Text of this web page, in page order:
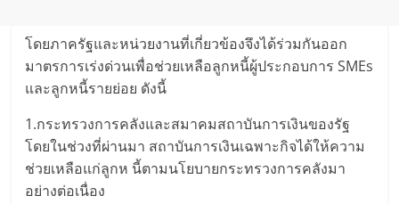
โดยภาครัฐและหน่วยงานที่เกี่ยวข้องจึงได้ร่วมกันออก
มาตรการเร่งด่วนเพื่อช่วยเหลือลูกหนี้ผู้ประกอบการ SMEs
และลูกหนี้รายย่อย ดังนี้
1.กระทรวงการคลังและสมาคมสถาบันการเงินของรัฐ
โดยในช่วงที่ผ่านมา สถาบันการเงินเฉพาะกิจได้ให้ความ
ช่วยเหลือแก่ลูกห นี้ตามนโยบายกระทรวงการคลังมา
อย่างต่อเนื่อง